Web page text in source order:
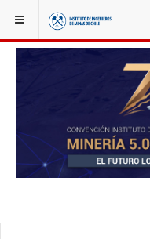
YOU ARE HERE: NOTICIAS